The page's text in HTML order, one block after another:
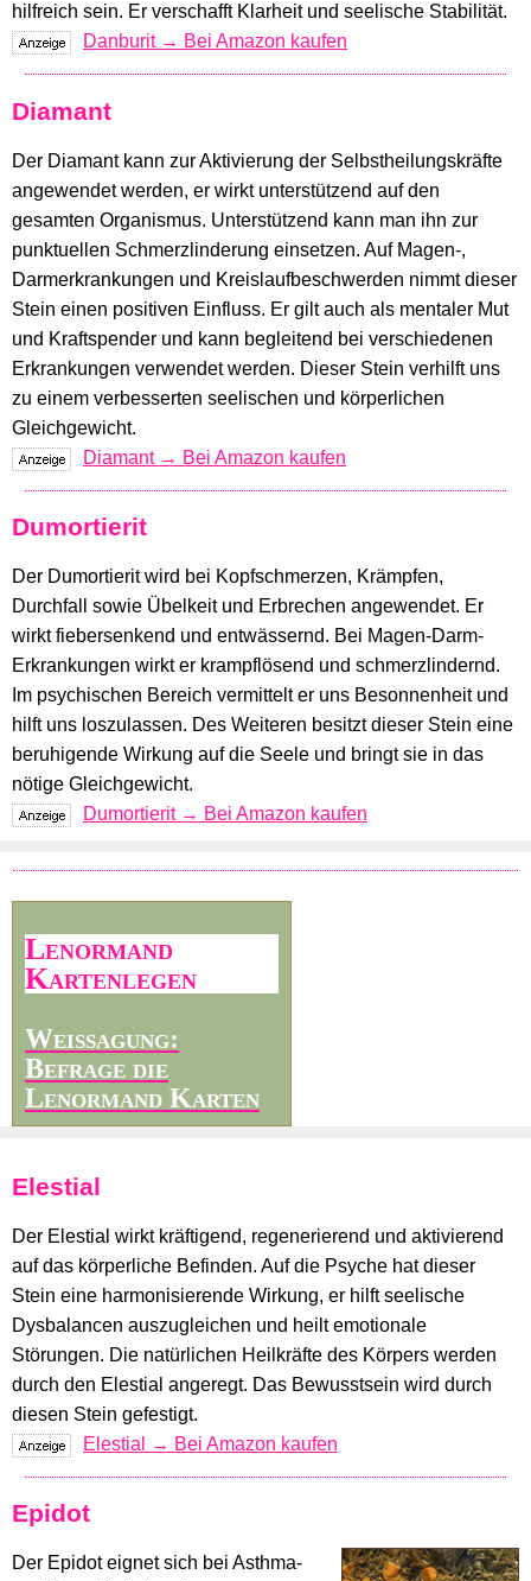
hilfreich sein. Er verschafft Klarheit und seelische Stabilität.
Danburit → Bei Amazon kaufen
Diamant
Der Diamant kann zur Aktivierung der Selbstheilungskräfte
angewendet werden, er wirkt unterstützend auf den
gesamten Organismus. Unterstützend kann man ihn zur
punktuellen Schmerzlinderung einsetzen. Auf Magen-,
Darmerkrankungen und Kreislaufbeschwerden nimmt dieser
Stein einen positiven Einfluss. Er gilt auch als mentaler Mut
und Kraftspender und kann begleitend bei verschiedenen
Erkrankungen verwendet werden. Dieser Stein verhilft uns
zu einem verbesserten seelischen und körperlichen
Gleichgewicht.
Diamant → Bei Amazon kaufen
Dumortierit
Der Dumortierit wird bei Kopfschmerzen, Krämpfen,
Durchfall sowie Übelkeit und Erbrechen angewendet. Er
wirkt fiebersenkend und entwässernd. Bei Magen-Darm-
Erkrankungen wirkt er krampflösend und schmerzlindernd.
Im psychischen Bereich vermittelt er uns Besonnenheit und
hilft uns loszulassen. Des Weiteren besitzt dieser Stein eine
beruhigende Wirkung auf die Seele und bringt sie in das
nötige Gleichgewicht.
Dumortierit → Bei Amazon kaufen
Lenormand
Kartenlegen
Weissagung:
Befrage die
Lenormand Karten
Elestial
Der Elestial wirkt kräftigend, regenerierend und aktivierend
auf das körperliche Befinden. Auf die Psyche hat dieser
Stein eine harmonisierende Wirkung, er hilft seelische
Dysbalancen auszugleichen und heilt emotionale
Störungen. Die natürlichen Heilkräfte des Körpers werden
durch den Elestial angeregt. Das Bewusstsein wird durch
diesen Stein gefestigt.
Elestial → Bei Amazon kaufen
Epidot
Der Epidot eignet sich bei Asthma-